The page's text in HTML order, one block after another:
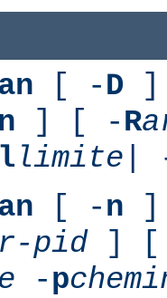
[ -D ]
n ] [ -R
l limite |
[ -n ]
pid ] [
-p